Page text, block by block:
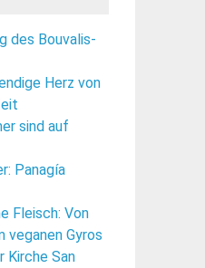
des Bouvalis-
Herz von
sind auf
Panagía
Fleisch: Von
veganen Gyros
Kirche San